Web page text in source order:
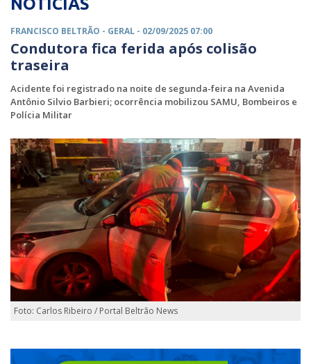
NOTÍCIAS
FRANCISCO BELTRÃO - GERAL - 02/09/2025 07:00
Condutora fica ferida após colisão
traseira
Acidente foi registrado na noite de segunda-feira na Avenida
Antônio Silvio Barbieri; ocorrência mobilizou SAMU, Bombeiros e
Polícia Militar
Foto: Carlos Ribeiro / Portal Beltrão News